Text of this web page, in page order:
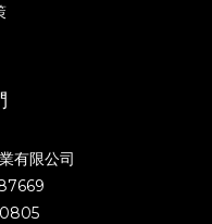
有限公司